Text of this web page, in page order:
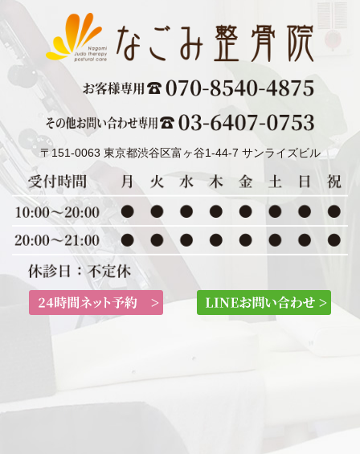
〒151-0063 東京都渋谷区富ヶ谷1-44-7 サンライズビル